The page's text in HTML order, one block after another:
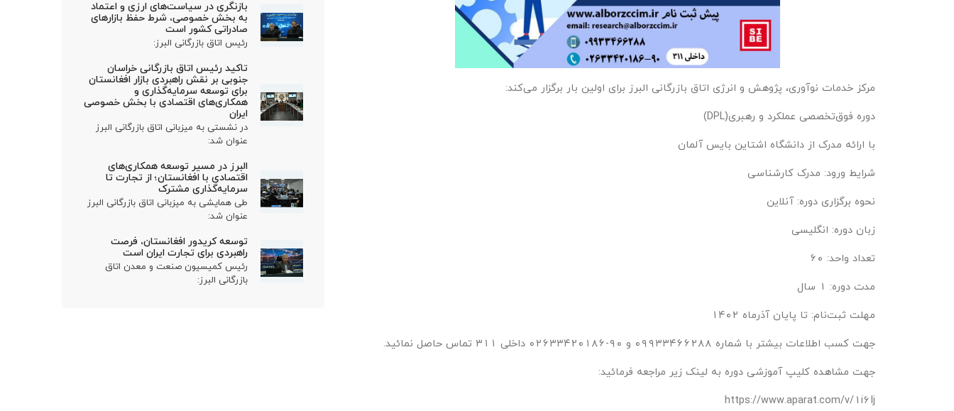
مرکز خدمات نوآوری، پژوهش و انرژی اتاق بازرگانی البرز برای اولین بار برگزار می‌کند:
دوره فوق‌تخصصی عملکرد و رهبری(DPL)
با ارائه مدرک از دانشگاه اشتاین بایس آلمان
شرایط ورود: مدرک کارشناسی
نحوه برگزاری دوره: آنلاین
زبان دوره: انگلیسی
تعداد واحد: ۶۰
مدت دوره: ۱ سال
مهلت ثبت‌نام: تا پایان آذرماه ۱۴۰۲
جهت کسب اطلاعات بیشتر با شماره ۰۹۹۳۳۴۶۶۲۸۸ و ۹۰-۰۲۶۳۳۴۲۰۱۸۶ داخلی ۳۱۱ تماس حاصل نمائید.
جهت مشاهده کلیپ آموزشی دوره به لینک زیر مراجعه فرمائید:
https://www.aparat.com/v/1i6Ij
بازنگری در سیاست‌های ارزی و اعتماد
به بخش خصوصی، شرط حفظ بازارهای
صادراتی کشور است
رئیس اتاق بازرگانی البرز:
تاکید رئیس اتاق بازرگانی خراسان
جنوبی بر نقش راهبردی بازار افغانستان
برای توسعه سرمایه‌گذاری و
همکاری‌های اقتصادی با بخش خصوصی
ایران
در نشستی به میزبانی اتاق بازرگانی البرز
عنوان شد:
البرز در مسیر توسعه همکاری‌های
اقتصادی با افغانستان؛ از تجارت تا
سرمایه‌گذاری مشترک
طی همایشی به میزبانی اتاق بازرگانی البرز
عنوان شد:
توسعه کریدور افغانستان، فرصت
راهبردی برای تجارت ایران است
رئیس کمیسیون صنعت و معدن اتاق
بازرگانی البرز: